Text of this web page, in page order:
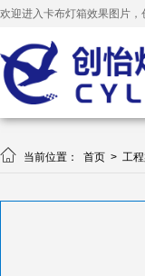
欢迎进入卡布灯箱效果图片
 当前位置： 首页 > 工